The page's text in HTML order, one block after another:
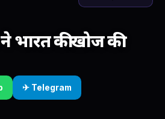
भारत की खोज की
✈ Telegram